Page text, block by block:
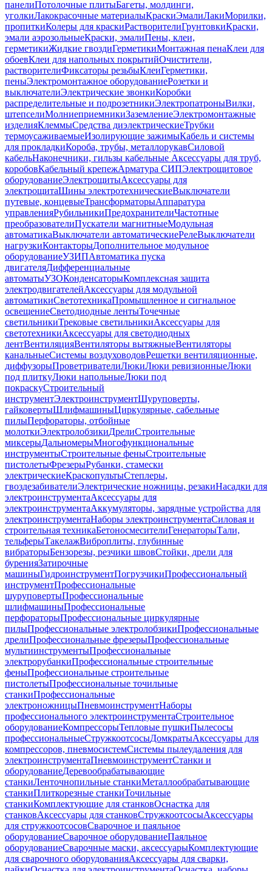
панелиПотолочные плитыБагеты, молдинги,
уголкиЛакокрасочные материалыКраскиЭмалиЛакиМорилки,
пропиткиКолеры для краскиРастворителиГрунтовкиКраски,
эмали аэрозольныеКраски, эмалиПены, клеи,
герметикиЖидкие гвоздиГерметикиМонтажная пенаКлеи для
обоевКлеи для напольных покрытийОчистители,
растворителиФиксаторы резьбыКлеиГерметики,
пеныЭлектромонтажное оборудованиеРозетки и
выключателиЭлектрические звонкиКоробки
распределительные и подрозетникиЭлектропатроныВилки,
штепселиМолниеприемникиЗаземлениеЭлектромонтажные
изделияКлеммыСредства диэлектрическиеТрубки
термоусаживаемыеИзолирующие зажимыКабель и системы
для прокладкиКороба, трубы, металлорукавСиловой
кабельНаконечники, гильзы кабельные Аксессуары для труб,
коробовКабельный крепежАрматура СИПЭлектрощитовое
оборудованиеЭлектрощитыАксессуары для
электрощитаШины электротехническиеВыключатели
путевые, концевыеТрансформаторыАппаратура
управленияРубильникиПредохранителиЧастотные
преобразователиПускатели магнитныеМодульная
автоматикаВыключатели автоматическиеРелеВыключатели
нагрузкиКонтакторыДополнительное модульное
оборудованиеУЗИПАвтоматика пуска
двигателяДифференциальные
автоматыУЗОКонденсаторыКомплексная защита
электродвигателейАксессуары для модульной
автоматикиСветотехникаПромышленное и сигнальное
освещениеСветодиодные лентыТочечные
светильникиТрековые светильникиАксессуары для
светотехникиАксессуары для светодиодных
лентВентиляцияВентиляторы вытяжныеВентиляторы
канальныеСистемы воздуховодовРешетки вентиляционные,
диффузорыПроветривателиЛюкиЛюки ревизионныеЛюки
под плиткуЛюки напольныеЛюки под
покраскуСтроительный
инструментЭлектроинструментШуруповерты,
гайковертыШлифмашиныЦиркулярные, сабельные
пилыПерфораторы, отбойные
молоткиЭлектролобзикиДрелиСтроительные
миксерыДальномерыМногофункциональные
инструментыСтроительные феныСтроительные
пистолетыФрезерыРубанки, стамески
электрическиеКраскопультыСтеплеры,
гвоздезабивателиЭлектрические ножницы, резакиНасадки для
электроинструментаАксессуары для
электроинструментаАккумуляторы, зарядные устройства для
электроинструментаНаборы электроинструментаСиловая и
строительная техникаБетоносмесителиГенераторыТали,
тельферыТакелажВиброплиты, глубинные
вибраторыБензорезы, резчики швовСтойки, дрели для
буренияЗатирочные
машиныГидроинструментПогрузчикиПрофессиональный
инструментПрофессиональные
шуруповертыПрофессиональные
шлифмашиныПрофессиональные
перфораторыПрофессиональные циркулярные
пилыПрофессиональные электролобзикиПрофессиональные
дрелиПрофессиональные фрезерыПрофессиональные
мультиинструментыПрофессиональные
электрорубанкиПрофессиональные строительные
феныПрофессиональные строительные
пистолетыПрофессиональные точильные
станкиПрофессиональные
электроножницыПневмоинструментНаборы
профессионального электроинструментаСтроительное
оборудованиеКомпрессорыТепловые пушкиПылесосы
профессиональныеСтружкоотсосыДомкратыАксессуары для
компрессоров, пневмосистемСистемы пылеудаления для
электроинструментаПневмоинструментСтанки и
оборудованиеДеревообрабатывающие
станкиЛенточнопильные станкиМеталлообрабатывающие
станкиПлиткорезные станкиТочильные
станкиКомплектующие для станковОснастка для
станковАксессуары для станковСтружкоотсосыАксессуары
для стружкоотсосовСварочное и паяльное
оборудованиеСварочное оборудованиеПаяльное
оборудованиеСварочные маски, аксессуарыКомплектующие
для сварочного оборудованияАксессуары для сварки,